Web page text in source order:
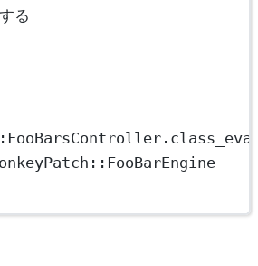
る
FooBarsController .
:: FooBarEngine